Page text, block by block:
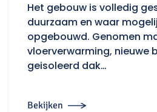
Het gebouw is volledig
duurzaam en waar
opgebouwd. Genomen
vloerverwarming, nieuwe
geisoleerd dak…
Bekijken